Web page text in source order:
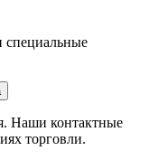
специальные
Наши контактные
торговли.